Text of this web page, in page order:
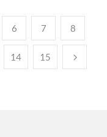
6 7 8
14 15